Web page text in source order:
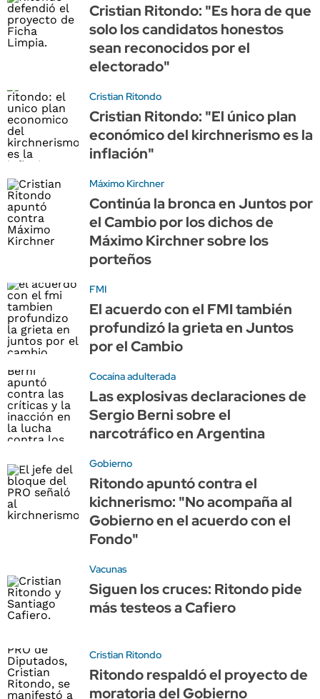
Cristian Ritondo: "Es hora de que
solo los candidatos honestos
sean reconocidos por el
electorado"
Cristian Ritondo
Cristian Ritondo: "El único plan
económico del kirchnerismo es la
inflación"
Máximo Kirchner
Continúa la bronca en Juntos por
el Cambio por los dichos de
Máximo Kirchner sobre los
porteños
FMI
El acuerdo con el FMI también
profundizó la grieta en Juntos
por el Cambio
Cocaína adulterada
Las explosivas declaraciones de
Sergio Berni sobre el
narcotráfico en Argentina
Gobierno
Ritondo apuntó contra el
kichnerismo: "No acompaña al
Gobierno en el acuerdo con el
Fondo"
Vacunas
Siguen los cruces: Ritondo pide
más testeos a Cafiero
Cristian Ritondo
Ritondo respaldó el proyecto de
moratoria del Gobierno